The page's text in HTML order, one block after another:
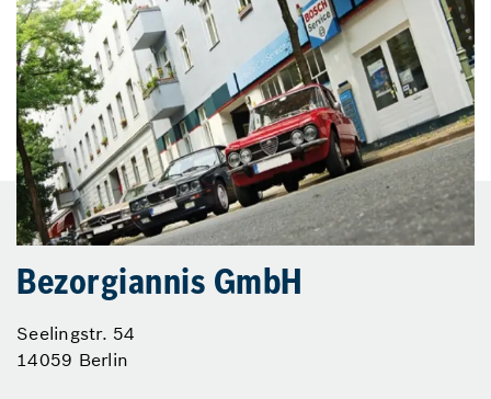
Bezorgiannis GmbH
Seelingstr. 54
14059 Berlin